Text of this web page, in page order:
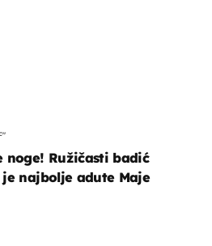
noge! Ružičasti badić
najbolje adute Maje